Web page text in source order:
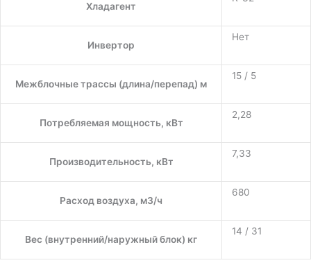
Хладагент
Инвертор
Нет
Межблочные трассы (длина/перепад) м
15 / 5
Потребляемая мощность, кВт
2,28
Производительность, кВт
7,33
Расход воздуха, м3/ч
680
Вес (внутренний/наружный блок) кг
14 / 31